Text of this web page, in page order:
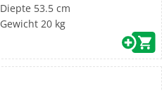
Diepte 53.5 cm
Gewicht 20 kg